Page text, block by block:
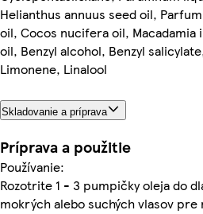
Helianthus annuus seed oil,
oil, Cocos nucifera oil,
oil, Benzyl alcohol, Benzyl
Limonene, Linalool
Skladovanie a príprava
Príprava a použitie
Používanie:
Rozotrite 1 - 3 pumpičky oleja do
mokrých alebo suchých vlasov pre